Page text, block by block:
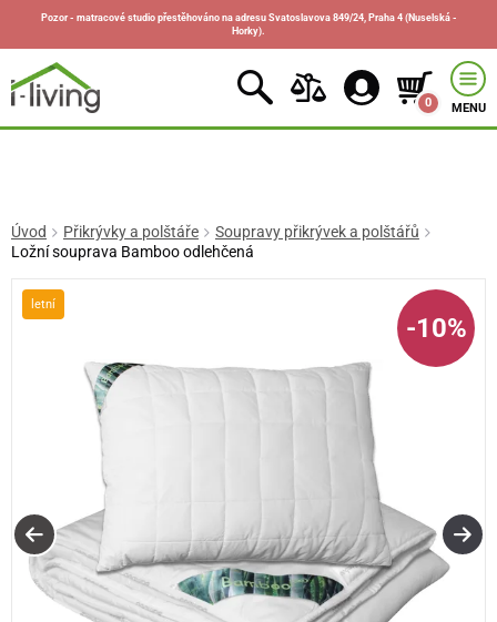
Pozor - matracové studio přestěhováno na adresu Svatoslavova 849/24, Praha 4 (Nuselská -
Horky).
0 MENU
Úvod Přikrývky a polštáře
Soupravy přikrývek a polštářů
Ložní souprava Bamboo odlehčená
letní
-10%